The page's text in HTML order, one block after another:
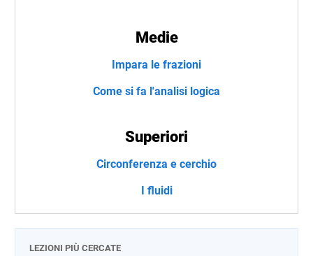
Medie
Impara le frazioni
Come si fa l'analisi logica
Superiori
Circonferenza e cerchio
I fluidi
LEZIONI PIÙ CERCATE